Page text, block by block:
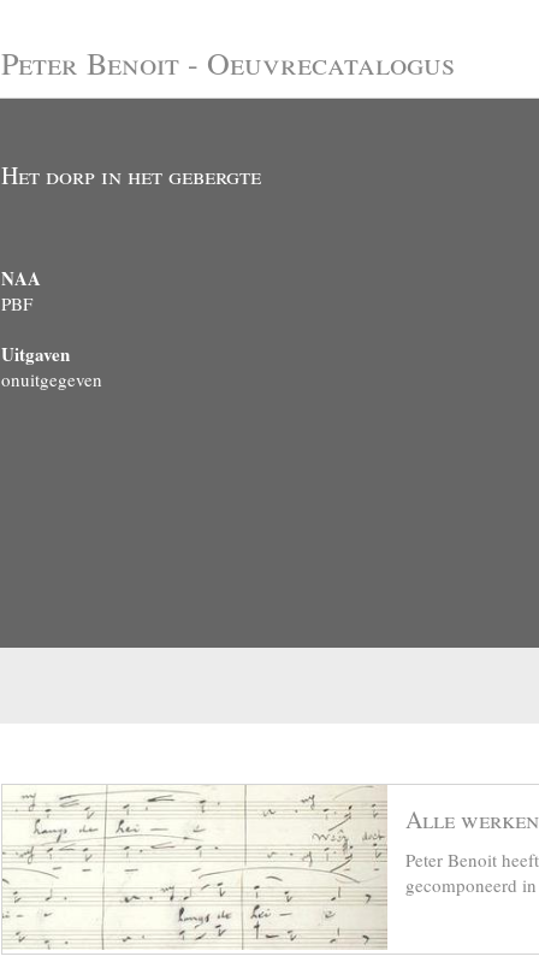
Peter Benoit - Oeuvrecatalogus
Het dorp in het gebergte
NAA
PBF
Uitgaven
onuitgegeven
Alle werken
Peter Benoit
gecomponeerd